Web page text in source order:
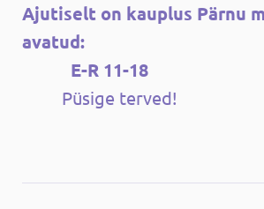
Ajutiselt on kauplus Pärnu
avatud:
E-R 11-18
Püsige terved!